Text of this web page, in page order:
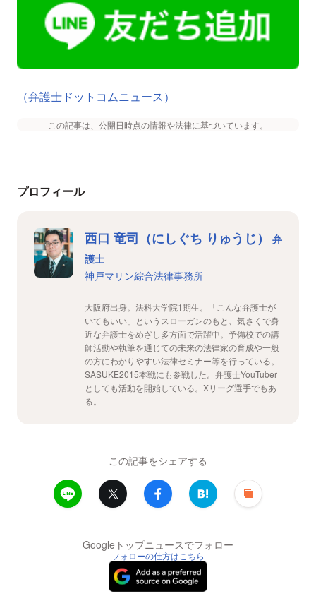
（弁護士ドットコムニュース）
この記事は、公開日時点の情報や法律に基づいています。
プロフィール
西口 竜司（にしぐち りゅうじ）
弁
護士
神戸マリン綜合法律事務所
大阪府出身。法科大学院1期生。「こんな弁護士が
いてもいい」というスローガンのもと、気さくで身
近な弁護士をめざし多方面で活躍中。予備校での講
師活動や執筆を通じての未来の法律家の育成や一般
の方にわかりやすい法律セミナー等を行っている。
SASUKE2015本戦にも参戦した。弁護士YouTuber
としても活動を開始している。Xリーグ選手でもあ
る。
この記事をシェアする
Googleトップニュースでフォロー
フォローの仕方はこちら